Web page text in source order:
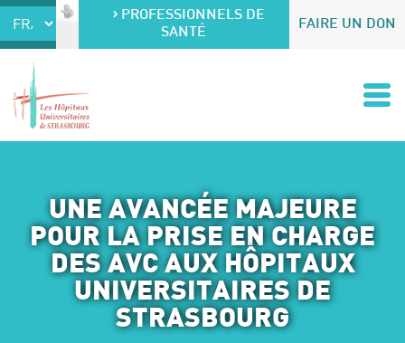
Accéder au contenu
Accéder au menuPROFESSIONNELS DE
SANTÉ
FAIRE UN DON
UNE AVANCÉE MAJEURE
POUR LA PRISE EN CHARGE
DES AVC AUX HÔPITAUX
UNIVERSITAIRES DE
STRASBOURG